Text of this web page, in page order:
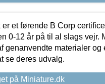
er et førende B Corp
0-12 år på til al slags vejr.
genanvendte materialer og
se deres udvalg.
på Miniature.dk